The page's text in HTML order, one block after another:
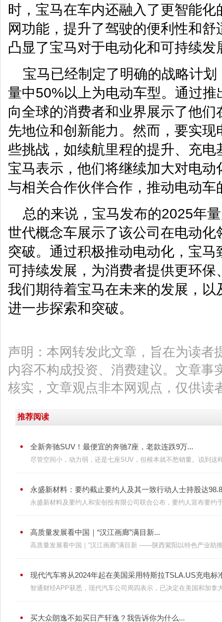
时，宝马在车内还融入了更智能
网功能，提升了驾驶的便利性和
凸显了宝马对于电动化和可持续发
宝马已经制定了明确的战略计
量中50%以上为电动车型。通过
向全球的消费者和业界展示了他
先地位和创新能力。然而，要实
些挑战，如续航里程的提升、充
宝马表示，他们将继续加大对电
与相关合作伙伴合作，推动电动车
总的来说，宝马发布的2025年
世代概念车展示了该公司在电动
突破。通过积极推动电动化，宝
可持续发展，为消费者提供更环
我们期待着宝马在未来的发展，
进一步探索和突破。
声明：本网转发此文章，旨在为读者
内容不构成投资、消费建议。文章事
核实，文章观点非本网观点，仅供读
推荐阅读
全新奔驰SUV！最便宜的奔驰7座，老款连跌9万...
尽管空间小，动力弱，还是七座SUV，但根本就不愁销量。说到这
永盛新材料：要约截止要约人及其一致行动人士持股达
永盛新材料及要约人和安创投有限公司联合公布，要约人宣布要约
高质量发展看中国｜“汉江画廊”满目新...
高质量发展看中国｜“汉江画廊”满目新 ——陕西紫阳以特色产业助
现代汽车将从2024年起在美国采用特斯拉TSLA.US充电标
智通财经APP获悉，现代汽车公司周四表示，已决定在美国和加拿
买大众朗逸不如买日产轩逸？我告诉你为什么...